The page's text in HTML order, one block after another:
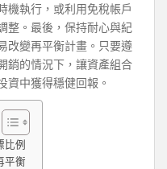
機執行，或利用免稅帳戶
整。最後，保持耐心與紀
改變再平衡計畫。只要遵
銷的情況下，讓資產組合
資中獲得穩健回報。
比例
平衡